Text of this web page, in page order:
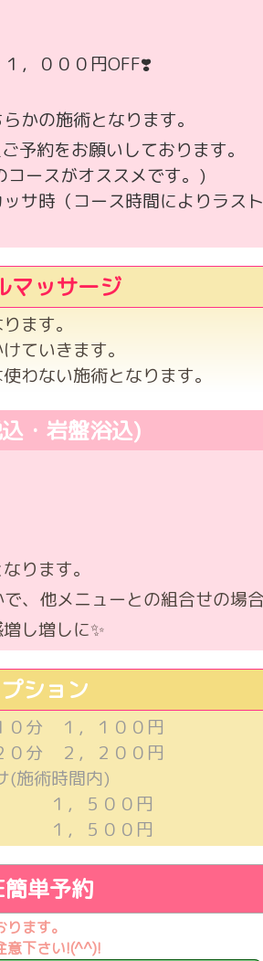
，０００円OFF❣️
かの施術となります。
予約をお願いしております。
ースがオススメです。)
サ時（コース時間によりラス
マッサージ
ます。
ていきます。
わない施術となります。
・岩盤浴込)
ります。
、他メニューとの組合せの場合
し増しに✨️
ション
０分 １，１００円
，２００円
(施術時間内)
，５００円
，５００円
簡単予約
ます。
意下さい!(^^)!